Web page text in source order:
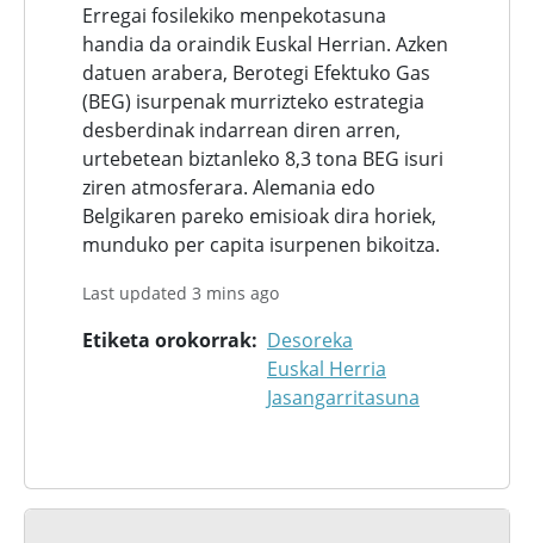
Erregai fosilekiko menpekotasuna
handia da oraindik Euskal Herrian. Azken
datuen arabera, Berotegi Efektuko Gas
(BEG) isurpenak murrizteko estrategia
desberdinak indarrean diren arren,
urtebetean biztanleko 8,3 tona BEG isuri
ziren atmosferara. Alemania edo
Belgikaren pareko emisioak dira horiek,
munduko per capita isurpenen bikoitza.
Last updated 3 mins ago
Etiketa orokorrak
Desoreka
Euskal Herria
Jasangarritasuna